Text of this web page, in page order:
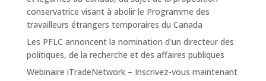
conservatrice visant à abolir le Programme des
travailleurs étrangers temporaires du Canada
Les PFLC annoncent la nomination d’un directeur des
politiques, de la recherche et des affaires publiques
Webinaire iTradeNetwork – Inscrivez-vous maintenant